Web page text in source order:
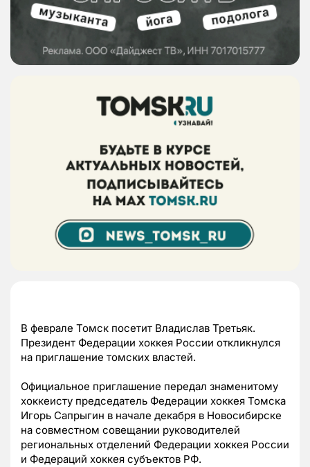
В феврале Томск посетит Владислав Третьяк.
Президент Федерации хоккея России откликнулся
на приглашение томских властей.
Официальное приглашение передал знаменитому
хоккеисту председатель Федерации хоккея Томска
Игорь Сапрыгин в начале декабря в Новосибирске
на совместном совещании руководителей
региональных отделений Федерации хоккея России
и Федераций хоккея субъектов РФ.